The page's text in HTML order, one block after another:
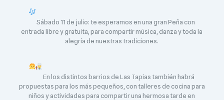
Sábado 11 de julio: te esperamos en una gran Peña con
entrada libre y gratuita, para compartir música, danza y toda la
alegría de nuestras tradiciones.
En los distintos barrios de Las Tapias también habrá
propuestas para los más pequeños, con talleres de cocina para
niños y actividades para compartir una hermosa tarde en